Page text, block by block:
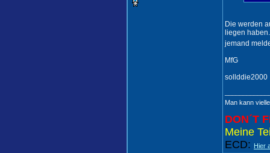
Die werden
liegen
jemand
MfG
sollddie2000
Man kann
DON´T
Meine
ECD: Hier